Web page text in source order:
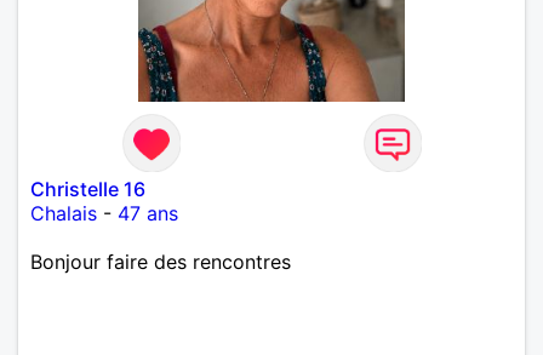
Christelle 16
Chalais - 47 ans
Bonjour faire des rencontres